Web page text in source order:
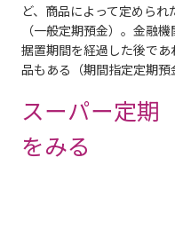
ど、商品によって定めら
（一般定期預金）。金融
据置期間を経過した後で
品もある（期間指定定期預
スーパー定期
をみる